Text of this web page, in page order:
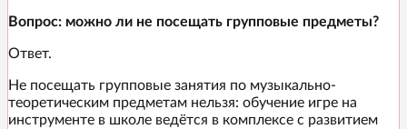
Вопрос: можно ли не посещать групповые предметы?
Ответ.
Не посещать групповые занятия по музыкально-
теоретическим предметам нельзя: обучение игре на
инструменте в школе ведётся в комплексе с развитием